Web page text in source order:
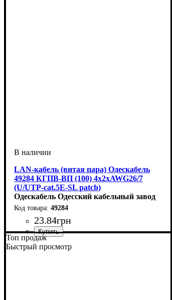
LAN-кабель (витая пара) Одескабель
49284 КГПВ-ВП (100) 4х2хAWG26/7
(U/UTP-cat.5E-SL patch)
Одескабель Одесский кабельный завод
49284
23.84грн
Категория
Тип: U/UTP
Топ продаж
Быстрый просмотр